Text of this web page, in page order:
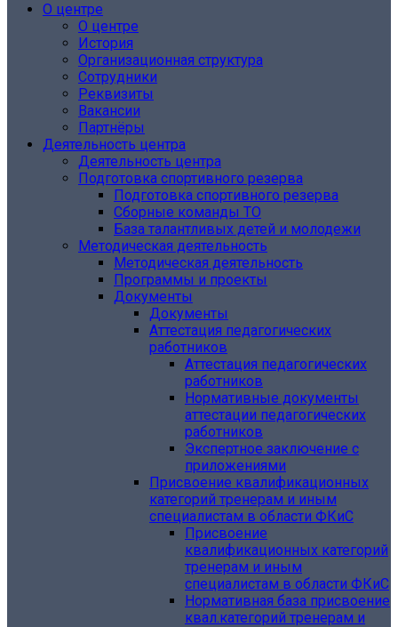
О центре
О центре
История
Организационная структура
Сотрудники
Реквизиты
Вакансии
Партнёры
Деятельность центра
Деятельность центра
Подготовка спортивного резерва
Подготовка спортивного резерва
Сборные команды ТО
База талантливых детей и молодежи
Методическая деятельность
Методическая деятельность
Программы и проекты
Документы
Документы
Аттестация педагогических
работников
Аттестация педагогических
работников
Нормативные документы
аттестации педагогических
работников
Экспертное заключение с
приложениями
Присвоение квалификационных
категорий тренерам и иным
специалистам в области ФКиС
Присвоение
квалификационных категорий
тренерам и иным
специалистам в области ФКиС
Нормативная база присвоение
квал.категорий тренерам и